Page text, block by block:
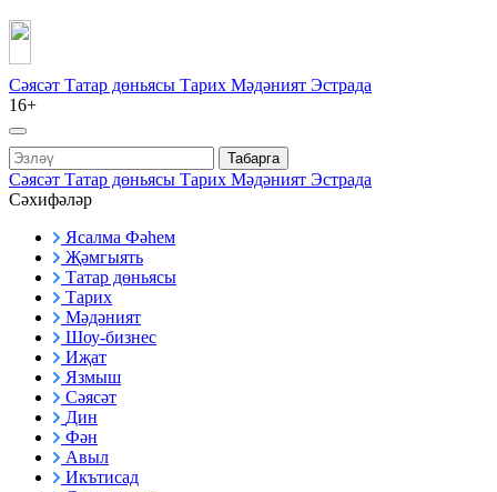
Сәясәт Татар дөньясы Тарих Мәдәният Эстрада
16+
Табарга
Сәясәт Татар дөньясы Тарих Мәдәният Эстрада
Сәхифәләр
Ясалма Фәһем
Җәмгыять
Татар дөньясы
Тарих
Мәдәният
Шоу-бизнес
Иҗат
Язмыш
Сәясәт
Дин
Фән
Авыл
Икътисад